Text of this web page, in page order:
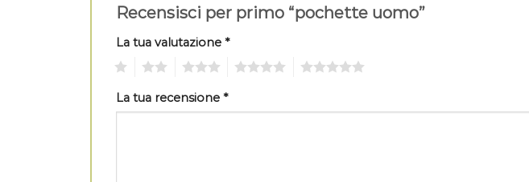
Recensisci per primo “pochette uomo”
La tua valutazione *
La tua recensione *